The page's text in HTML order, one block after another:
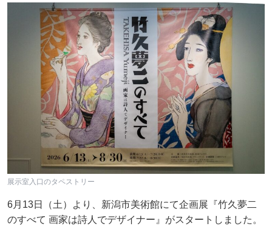
展示室入口のタペストリー
6月13日（土）より、新潟市美術館にて企画展『竹久夢二
のすべて 画家は詩人でデザイナー』がスタートしました。